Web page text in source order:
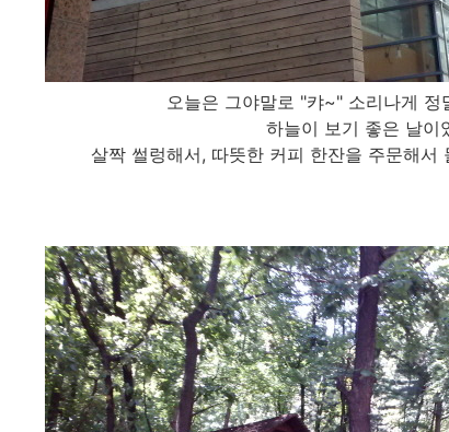
오늘은 그야말로 "캬~" 소리나게
하늘이 보기 좋은 날이
살짝 썰렁해서, 따뜻한 커피 한잔을 주문해서